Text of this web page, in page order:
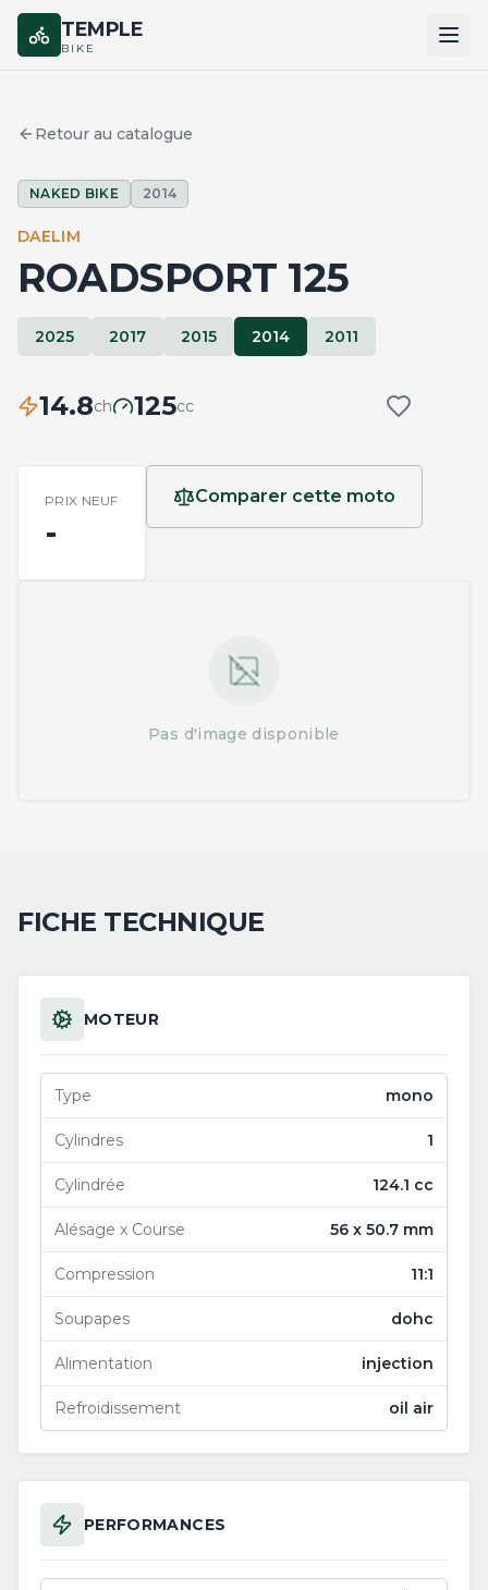
TEMPLE
BIKE
MARQUES
COMPARER
Retour au catalogue
NAKED BIKE 2014
DAELIM
ROADSPORT 125
2025 2017 2015 2014 2011
14.8ch 125cc
PRIX NEUF
-
Comparer cette moto
Pas d'image disponible
FICHE TECHNIQUE
MOTEUR
Type mono
Cylindres 1
Cylindrée 124.1 cc
Alésage x Course 56 x 50.7 mm
Compression 11:1
Soupapes dohc
Alimentation injection
Refroidissement oil air
PERFORMANCES